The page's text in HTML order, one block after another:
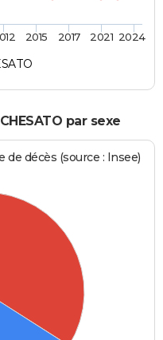
2015 2017 2021 2024
par sexe
décès (source : Insee)